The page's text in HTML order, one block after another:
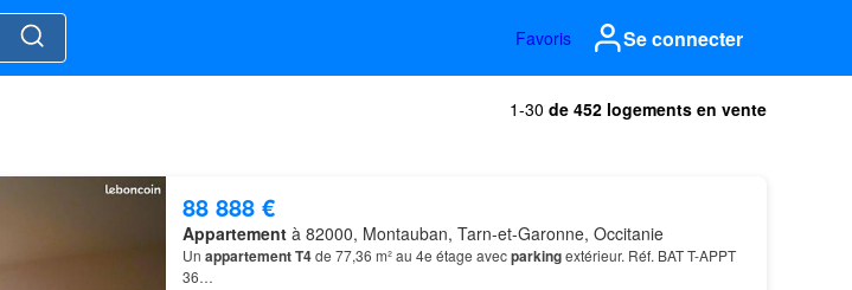
Favoris Se connecter
1-30 de 452 logements en vente
88 888 €
Appartementà 82000, Montauban, Tarn-et-Garonne, Occitanie
Un appartement T4de 77,36 m² au 4e étage avecparkingextérieur. Réf. BAT T-APPT
36…